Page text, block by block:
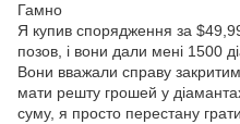
Гамно
Я купив спорядження за
позов, і вони дали мені 1500
Вони вважали справу
мати решту грошей у
суму, я просто перестану